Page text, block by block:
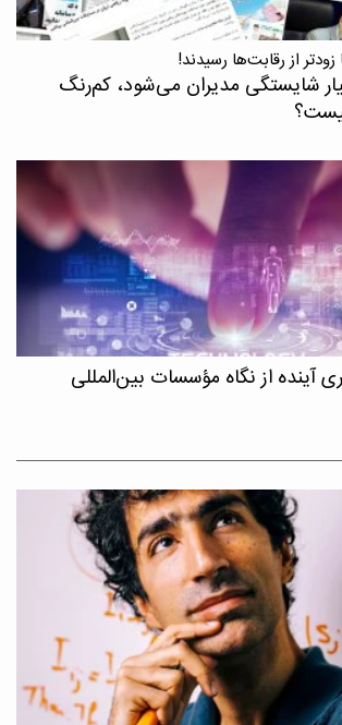
از رقابت‌ها رسیدند!
شایستگی مدیران می‌شود، کم‌رنگ
آینده از نگاه مؤسسات بین‌المللی